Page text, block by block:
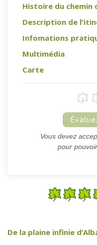
Histoire du chemin
Description de
Infomations
Multimédia
Carte
Vous devez
pour
De la plaine infinie